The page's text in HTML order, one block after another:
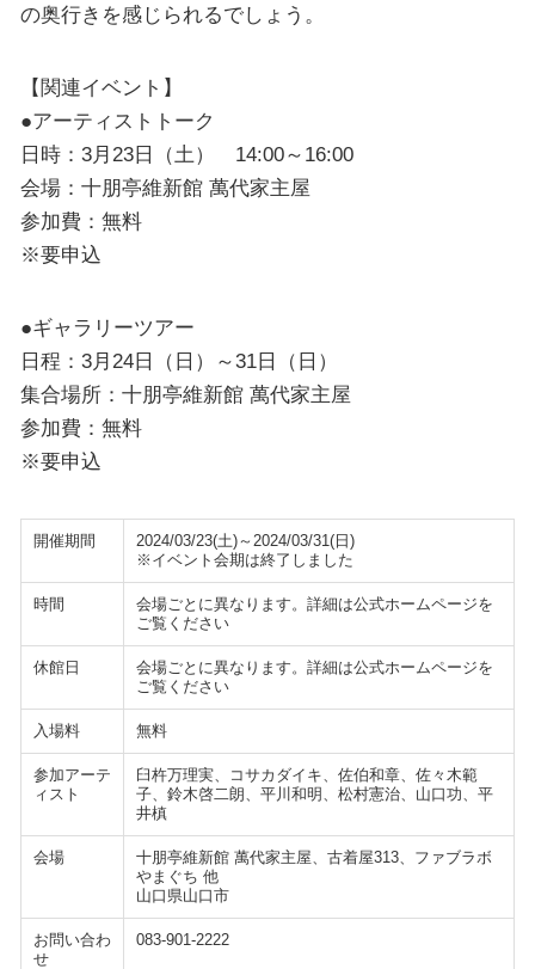
の奥行きを感じられるでしょう。
【関連イベント】
●アーティストトーク
日時：3月23日（土） 14:00～16:00
会場：十朋亭維新館 萬代家主屋
参加費：無料
※要申込
●ギャラリーツアー
日程：3月24日（日）～31日（日）
集合場所：十朋亭維新館 萬代家主屋
参加費：無料
※要申込
開催期間
2024/03/23(土)～2024/03/31(日)
※イベント会期は終了しました
時間
会場ごとに異なります。詳細は公式ホームページを
ご覧ください
休館日
会場ごとに異なります。詳細は公式ホームページを
ご覧ください
入場料 無料
参加アーテ
ィスト
臼杵万理実、コサカダイキ、佐伯和章、佐々木範
子、鈴木啓二朗、平川和明、松村憲治、山口功、平
井槙
会場
十朋亭維新館 萬代家主屋、古着屋313、ファブラボ
やまぐち 他
山口県山口市
お問い合わ
せ
083-901-2222